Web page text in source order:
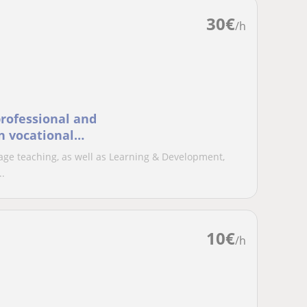
30€/h
and
vocational
teaching, as well as Learning & Development,
10€/h